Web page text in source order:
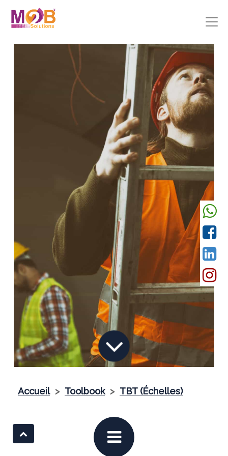
Suivant
Accueil > Toolbook > TBT (Échelles)